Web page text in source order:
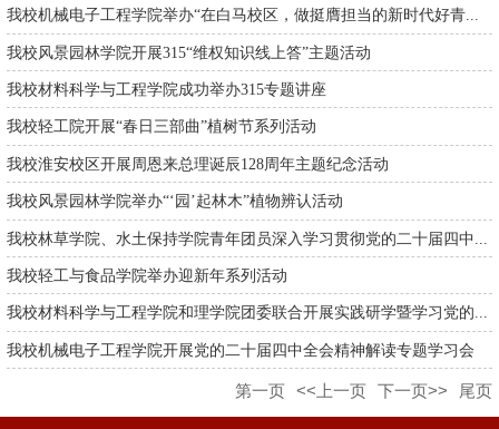
我校机械电子工程学院举办“在白马校区，做挺膺担当的新时代好青...
我校风景园林学院开展315“维权知识线上答”主题活动
我校材料科学与工程学院成功举办315专题讲座
我校轻工院开展“春日三部曲”植树节系列活动
我校淮安校区开展周恩来总理诞辰128周年主题纪念活动
我校风景园林学院举办“‘园’起林木”植物辨认活动
我校林草学院、水土保持学院青年团员深入学习贯彻党的二十届四中...
我校轻工与食品学院举办迎新年系列活动
我校材料科学与工程学院和理学院团委联合开展实践研学暨学习党的...
我校机械电子工程学院开展党的二十届四中全会精神解读专题学习会
第一页 <<上一页 下一页>> 尾页